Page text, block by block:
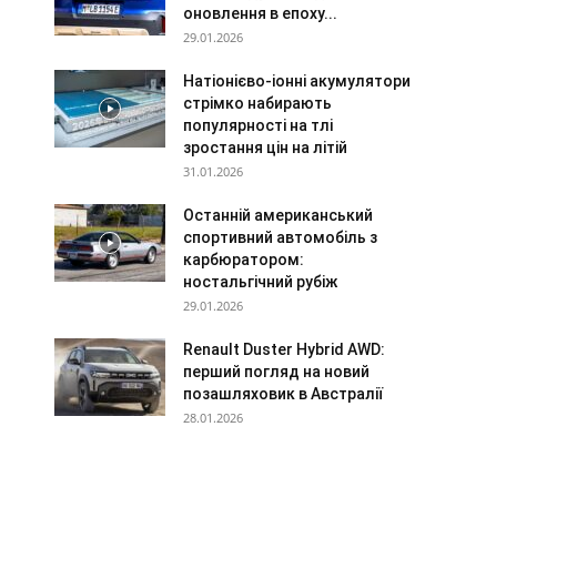
оновлення в епоху...
29.01.2026
Натіонієво-іонні акумулятори
стрімко набирають
популярності на тлі
зростання цін на літій
31.01.2026
Останній американський
спортивний автомобіль з
карбюратором:
ностальгічний рубіж
29.01.2026
Renault Duster Hybrid AWD:
перший погляд на новий
позашляховик в Австралії
28.01.2026